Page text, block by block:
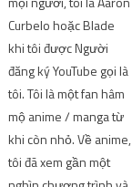
Curbelo hoặc Blade
khi tôi được Người
đăng ký YouTube gọi là
tôi. Tôi là một fan hâm
mộ anime / manga từ
khi còn nhỏ. Về anime,
tôi đã xem gần một